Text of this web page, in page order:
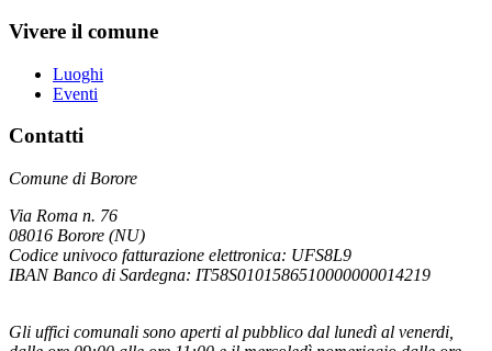
Vivere il comune
Luoghi
Eventi
Contatti
Comune di Borore
Via Roma n. 76
08016 Borore (NU)
Codice univoco fatturazione elettronica: UFS8L9
IBAN Banco di Sardegna: IT58S0101586510000000014219
Gli uffici comunali sono aperti al pubblico dal lunedì al venerdi,